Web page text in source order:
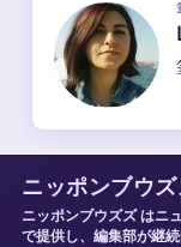
ニッポンブウ
ニッポンブウズズ はニ
で提供し、編集部が継続